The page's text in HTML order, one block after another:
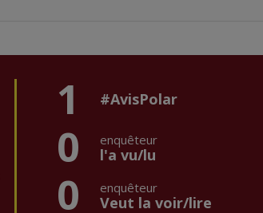
1 #AvisPolar
0 enquêteur
l'a vu/lu
0 enquêteur
Veut la voir/lire